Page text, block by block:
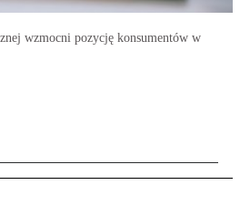
wzmocni pozycję konsumentów w